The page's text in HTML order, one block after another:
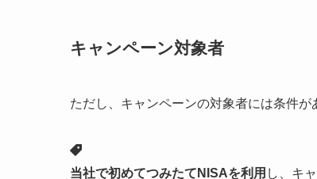
キャンペーン対象者
ただし、キャンペーンの対象者には条件が
当社で初めてつみたてNISAを利用 し、キ